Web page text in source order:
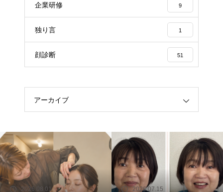
企業研修 9
独り言 1
顔診断 51
アーカイブ
2026.08.01 2026.07.15